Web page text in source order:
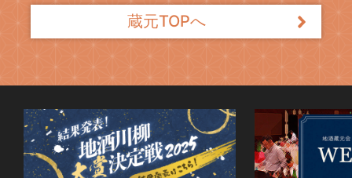
蔵元TOPへ